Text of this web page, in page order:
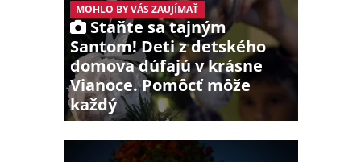
MOHLO BY VÁS ZAUJÍMAŤ
Staňte sa tajným
Santom! Deti z detského
domova dúfajú v krásne
Vianoce. Pomôcť môže
každý